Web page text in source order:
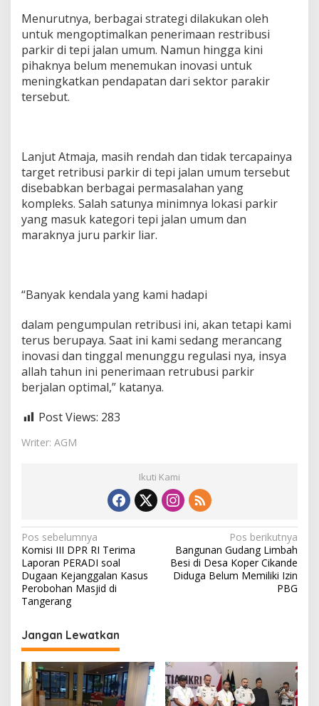
Menurutnya, berbagai strategi dilakukan oleh
untuk mengoptimalkan penerimaan restribusi
parkir di tepi jalan umum. Namun hingga kini
pihaknya belum menemukan inovasi untuk
meningkatkan pendapatan dari sektor parakir
tersebut.
Lanjut Atmaja, masih rendah dan tidak tercapainya
target retribusi parkir di tepi jalan umum tersebut
disebabkan berbagai permasalahan yang
kompleks. Salah satunya minimnya lokasi parkir
yang masuk kategori tepi jalan umum dan
maraknya juru parkir liar.
“Banyak kendala yang kami hadapi
dalam pengumpulan retribusi ini, akan tetapi kami
terus berupaya. Saat ini kami sedang merancang
inovasi dan tinggal menunggu regulasi nya, insya
allah tahun ini penerimaan retrubusi parkir
berjalan optimal,” katanya.
Post Views: 283
Writer: AGM
Ikuti Kami
N
a
v
i
a
s
i
p
Pos sebelumnya
Komisi III DPR RI Terima
Laporan PERADI soal
Dugaan Kejanggalan Kasus
Perobohan Masjid di
Tangerang
Pos berikutnya
Bangunan Gudang Limbah
Besi di Desa Koper Cikande
Diduga Belum Memiliki Izin
PBG
Jangan Lewatkan